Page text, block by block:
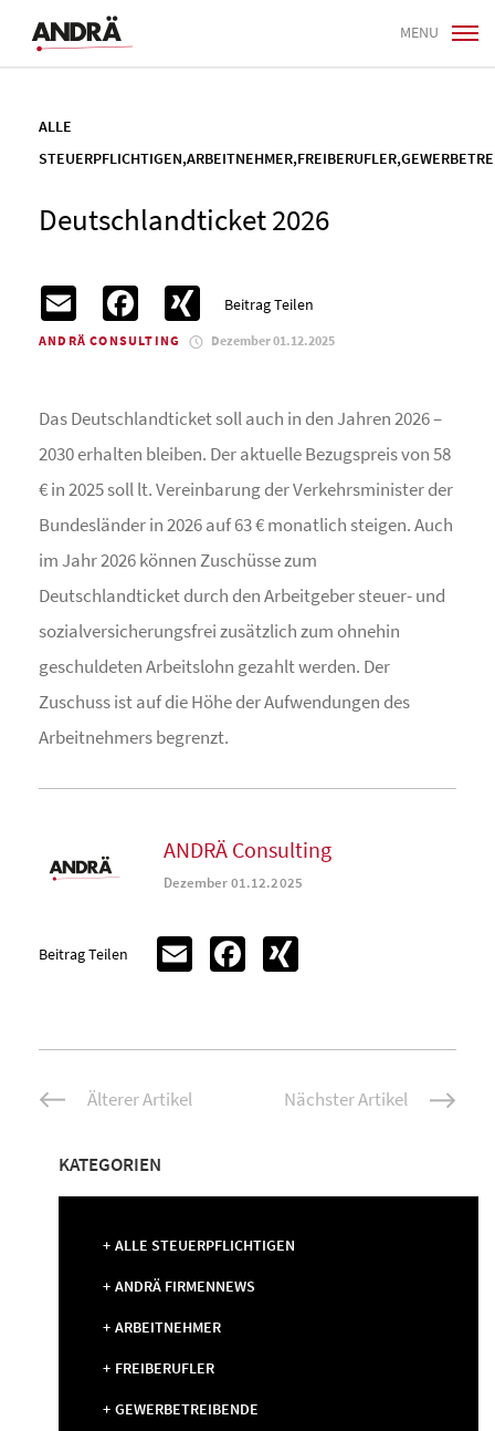
MENU
ALLE
STEUERPFLICHTIGEN,ARBEITNEHMER,FREIBERUFLER,
Deutschlandticket 2026
Beitrag Teilen
Email Facebook XING
ANDRÄ CONSULTING Dezember 01.12.2025
Das Deutschlandticket soll auch in den Jahren 2026 –
2030 erhalten bleiben. Der aktuelle Bezugspreis von 58
€ in 2025 soll lt. Vereinbarung der Verkehrsminister der
Bundesländer in 2026 auf 63 € monatlich steigen. Auch
im Jahr 2026 können Zuschüsse zum
Deutschlandticket durch den Arbeitgeber steuer- und
sozialversicherungsfrei zusätzlich zum ohnehin
geschuldeten Arbeitslohn gezahlt werden. Der
Zuschuss ist auf die Höhe der Aufwendungen des
Arbeitnehmers begrenzt.
ANDRÄ Consulting
Dezember 01.12.2025
Beitrag Teilen Email Facebook
Beitrags-Älterer Artikel Nächster Artikel
KATEGORIEN
ALLE STEUERPFLICHTIGEN
ANDRÄ FIRMENNEWS
ARBEITNEHMER
FREIBERUFLER
GEWERBETREIBENDE